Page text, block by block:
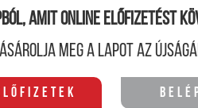
amit online előfizetést
meg a lapot az